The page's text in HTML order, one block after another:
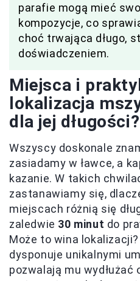
parafie mogą mieć
kompozycje, co
choć trwająca długo,
doświadczeniem.
Miejsca i
lokalizacja
dla jej długości?
Wszyscy doskonale
zasiadamy w ławce, a
kazanie. W takich
zastanawiamy się,
miejscach różnią się
zaledwie 30 minut do
Może to wina lokalizacji?
dysponuje unikalnymi
pozwalają mu wydłużać